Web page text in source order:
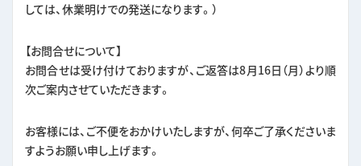
しては、休業明けでの発送になります。）
【お問合せについて】
お問合せは受け付けておりますが、ご返答は8月16日（月）より順
次ご案内させていただきます。
お客様には、ご不便をおかけいたしますが、何卒ご了承くださいま
すようお願い申し上げます。